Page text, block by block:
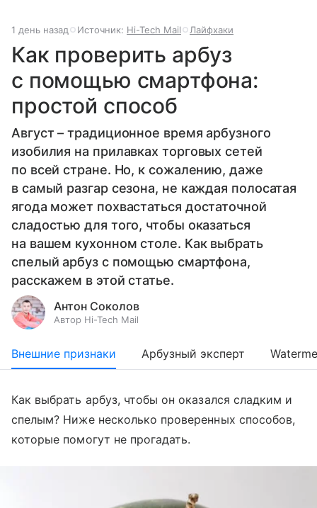
1 день назад Источник: Hi-Tech Mail Лайфхаки
Как проверить арбуз
с помощью смартфона:
простой способ
Август – традиционное время арбузного
изобилия на прилавках торговых сетей
по всей стране. Но, к сожалению, даже
в самый разгар сезона, не каждая полосатая
ягода может похвастаться достаточной
сладостью для того, чтобы оказаться
на вашем кухонном столе. Как выбрать
спелый арбуз с помощью смартфона,
расскажем в этой статье.
Антон Соколов
Автор Hi-Tech Mail
Внешние признаки Арбузный эксперт
Как выбрать арбуз, чтобы он оказался сладким и
спелым? Ниже несколько проверенных способов,
которые помогут не прогадать.